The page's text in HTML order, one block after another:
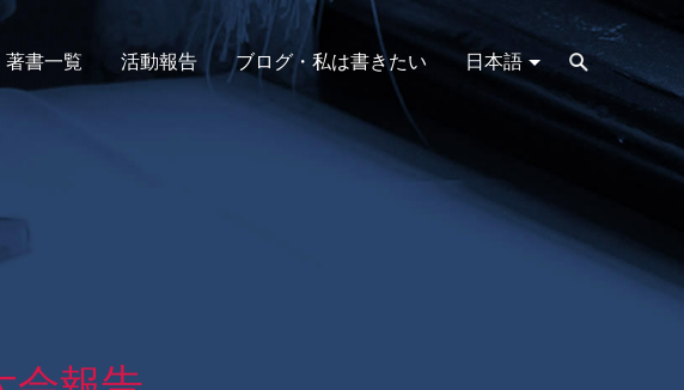
著書一覧 活動報告 ブログ・私は書きたい 日本語